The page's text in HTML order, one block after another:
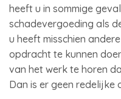
heeft u in sommige
schadevergoeding als
u heeft misschien
opdracht te kunnen
van het werk te horen
Dan is er geen redelijke